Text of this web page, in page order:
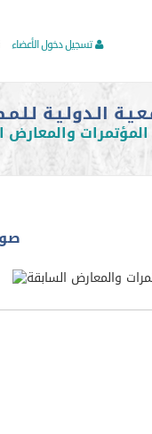
تسجيل دخول الأعضاء
الـدولـيـة
والمعارض